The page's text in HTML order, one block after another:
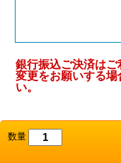
銀行振込ご決済は
変更をお願いする
い。
数量